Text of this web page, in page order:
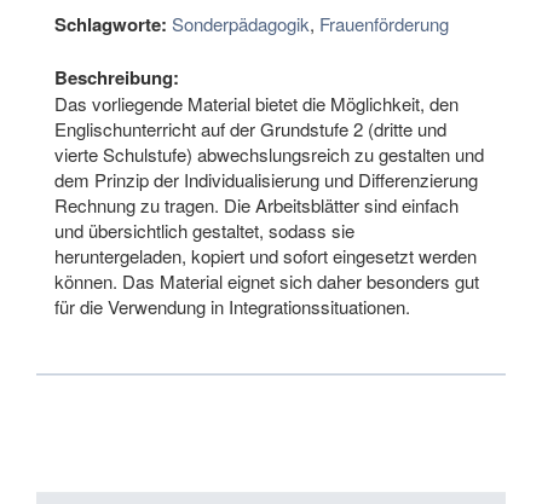
Schlagworte: Sonderpädagogik, Frauenförderung
Beschreibung:
Das vorliegende Material bietet die Möglichkeit, den
Englischunterricht auf der Grundstufe 2 (dritte und
vierte Schulstufe) abwechslungsreich zu gestalten und
dem Prinzip der Individualisierung und Differenzierung
Rechnung zu tragen. Die Arbeitsblätter sind einfach
und übersichtlich gestaltet, sodass sie
heruntergeladen, kopiert und sofort eingesetzt werden
können. Das Material eignet sich daher besonders gut
für die Verwendung in Integrationssituationen.